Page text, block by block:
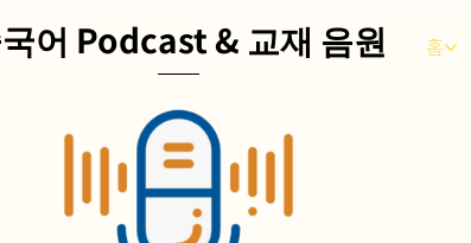
홈
어 Podcast & 교재 음원